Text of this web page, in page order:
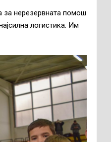
за нерезервната помош
логистика. Им